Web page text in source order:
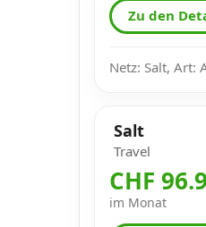
Zu den
Netz: Salt, Art:
Salt
Travel
CHF
im Monat